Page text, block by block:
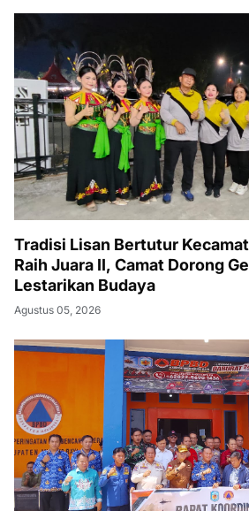
Tradisi Lisan Bertutur
Raih Juara II, Camat Dorong
Lestarikan Budaya
Agustus 05, 2026